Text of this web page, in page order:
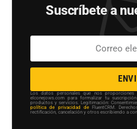
Suscríbete a
Los datos personales que nos
elconejows.com para formalizar tu
productos y servicios. Legitimación:
política de privacidad de FluentCRM.
rectificación, cancelación y otros escribiendo a